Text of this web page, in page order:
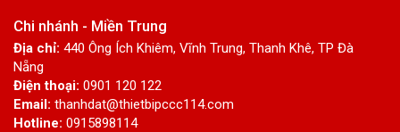
Chi nhánh - Miền Trung
Địa chỉ: 440 Ông Ích Khiêm, Vĩnh Trung, Thanh Khê, TP Đà
Nẵng
Điện thoại: 0901 120 122
Email: thanhdat@thietbipccc114.com
Hotline: 0915898114